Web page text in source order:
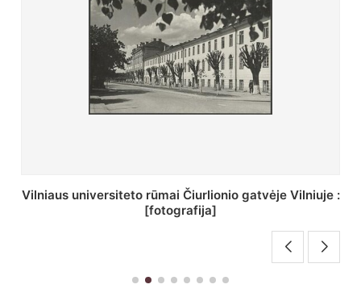
St. Batoro universiteto J. Pilsudskio kolegija :
[fotografija]